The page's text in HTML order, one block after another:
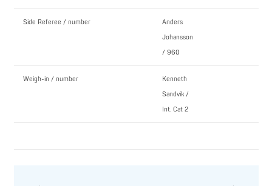
Side Referee / number
Anders
Johansson
/ 960
Weigh-in / number
Kenneth
Sandvik /
Int. Cat 2